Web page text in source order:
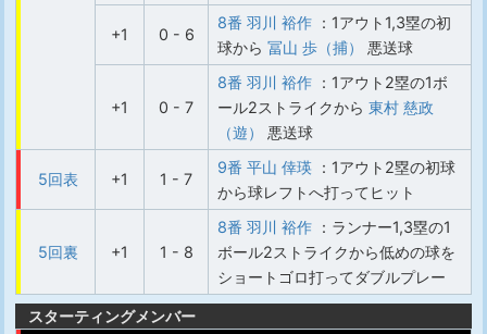
+1 0 - 6
8番 羽川 裕作 ：1アウト1,3塁の初
球から 冨山 歩（捕） 悪送球
+1 0 - 7
8番 羽川 裕作 ：1アウト2塁の1ボ
ール2ストライクから 東村 慈政
（遊）
悪送球
5回表 +1 1 - 7
9番 平山 倖瑛 ：1アウト2塁の初球
から球レフトへ打ってヒット
5回裏 +1 1 - 8
8番 羽川 裕作 ：ランナー1,3塁の1
ボール2ストライクから低めの球を
ショートゴロ打ってダブルプレー
スターティングメンバー